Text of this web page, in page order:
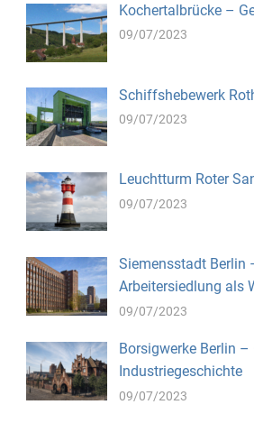
Kochertalbrücke –
09/07/2023
Schiffshebewerk
09/07/2023
Leuchtturm Roter
09/07/2023
Siemensstadt Berlin
Arbeitersiedlung als
09/07/2023
Borsigwerke Berlin –
Industriegeschichte
09/07/2023